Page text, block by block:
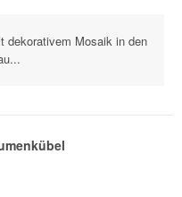
dekorativem Mosaik in den